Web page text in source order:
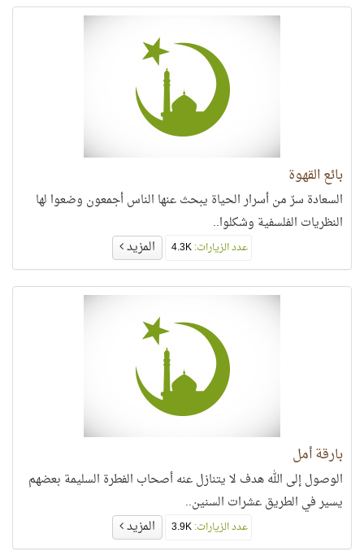
بائع القهوة
السعادة سرّ من أسرار الحياة يبحث عنها الناس أجمعون وضعوا لها
النظريات الفلسفية وشكلوا..
عدد الزيارات: المزيد
بارقة أمل
الوصول إلى الله هدف لا يتنازل عنه أصحاب الفطرة السليمة بعضهم
يسير في الطريق عشرات السنين..
عدد الزيارات: المزيد